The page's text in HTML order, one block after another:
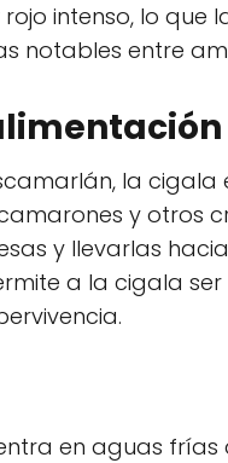
intenso, lo que
notables entre
la
y otros
y llevarlas
a la cigala
en aguas frías